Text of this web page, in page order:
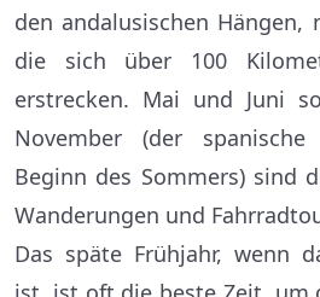
den andalusischen Hängen,
die sich über 100
erstrecken. Mai und Juni
November (der
Beginn des Sommers) sind
Wanderungen und
Das späte Frühjahr, wenn